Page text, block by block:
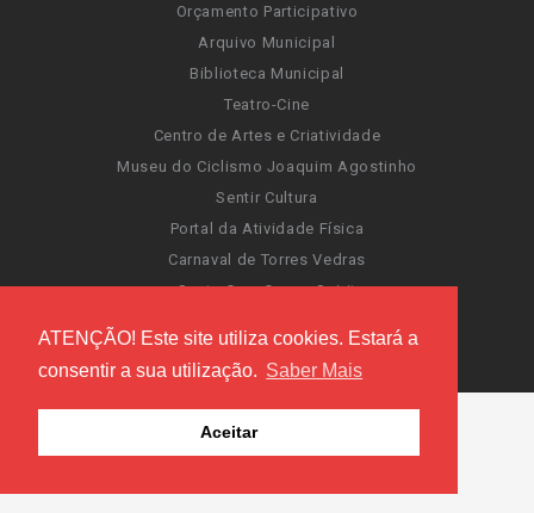
ATENÇÃO! Este site utiliza cookies. Estará a
consentir a sua utilização. Saber Mais
Aceitar
Orçamento Participativo
Arquivo Municipal
Biblioteca Municipal
Teatro-Cine
Centro de Artes e Criatividade
Museu do Ciclismo Joaquim Agostinho
Sentir Cultura
Portal da Atividade Física
Carnaval de Torres Vedras
Santa Cruz Ocean Spirit